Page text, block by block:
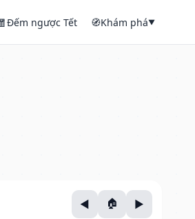
Đếm ngược Tết 🧭Khám phá▼